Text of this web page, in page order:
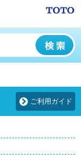
ご利用ガイド